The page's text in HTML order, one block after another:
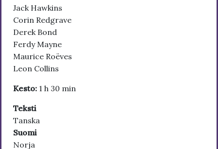
Jack Hawkins
Corin Redgrave
Derek Bond
Ferdy Mayne
Maurice Roëves
Leon Collins
Kesto: 1 h 30 min
Teksti
Tanska
Suomi
Norja